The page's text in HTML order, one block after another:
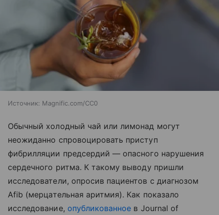
Источник: Magnific.com/CC0
Обычный холодный чай или лимонад могут
неожиданно спровоцировать приступ
фибрилляции предсердий — опасного нарушения
сердечного ритма. К такому выводу пришли
исследователи, опросив пациентов с диагнозом
Afib (мерцательная аритмия). Как показало
исследование, опубликованное в Journal of